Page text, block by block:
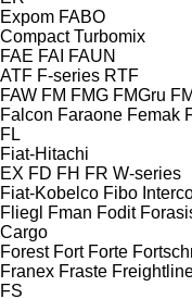
Expom FABO
Compact Turbomix
FAE FAI FAUN
ATF F-series RTF
FAW FM FMG FMGru
Falcon Faraone Femak
FL
Fiat-Hitachi
EX FD FH FR W-series
Fiat-Kobelco Fibo
Fliegl
Fman Fodit
Cargo
Forest Fort Forte
Franex Fraste
FS